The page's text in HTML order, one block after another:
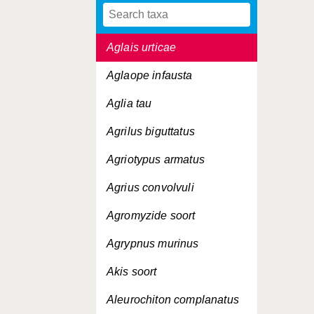
Agenioideus usurarius
Aglais urticae
Aglaope infausta
Aglia tau
Agrilus biguttatus
Agriotypus armatus
Agrius convolvuli
Agromyzide soort
Agrypnus murinus
Akis soort
Aleurochiton complanatus